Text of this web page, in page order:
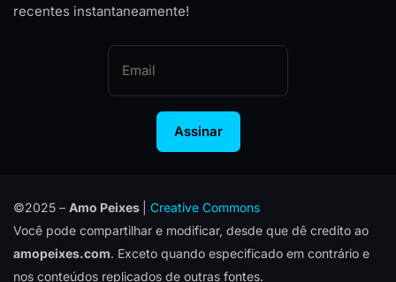
recentes instantaneamente!
Assinar
©2025 – Amo Peixes
Creative Commons
Você pode compartilhar e modificar, desde que dê credito ao
amopeixes.com. Exceto quando especificado em contrário e
nos conteúdos replicados de outras fontes.